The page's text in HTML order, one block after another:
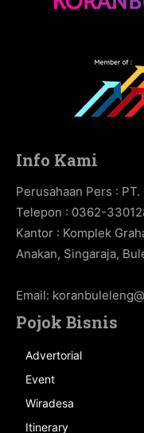
Info Kami
Perusahaan Pers : PT.
Telepon : 0362-
Kantor : Komplek
Anakan, Singaraja,
Email:
Pojok Bisnis
Advertorial
Event
Wiradesa
Itinerary